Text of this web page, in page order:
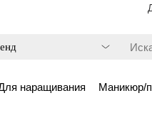
наращивания Маникюр/